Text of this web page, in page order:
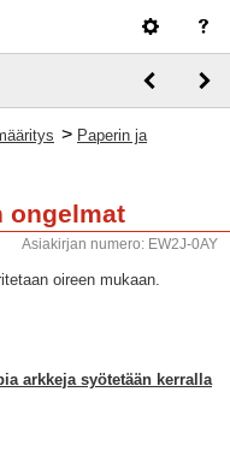
> Paperin ja
ongelmat
Asiakirjan numero: EW2J-0AY
oireen mukaan.
arkkeja syötetään kerralla